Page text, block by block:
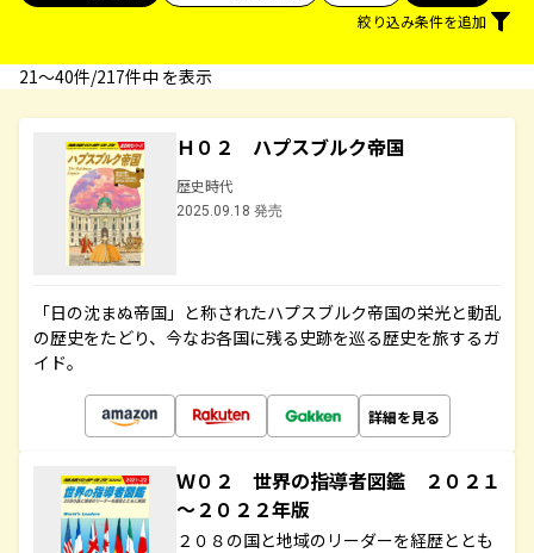
絞り込み条件を追加
21〜40件/217件中 を表示
Ｈ０２ ハプスブルク帝国
歴史時代
2025.09.18 発売
「日の沈まぬ帝国」と称されたハプスブルク帝国の栄光と動乱
の歴史をたどり、今なお各国に残る史跡を巡る歴史を旅するガ
イド。
詳細を見る
Ｗ０２ 世界の指導者図鑑 ２０２１
～２０２２年版
２０８の国と地域のリーダーを経歴ととも